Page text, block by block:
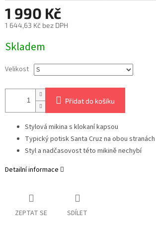
1 990 Kč
1 644,63 Kč bez DPH
cena:
Skladem
Velikost
Přidat do košíku
Stylová mikina s klokaní kapsou
Typický potisk Santa Cruz na obou stranách
Styl a nadčasovost této mikině nechybí
Detailní informace
ZEPTAT SE SDÍLET